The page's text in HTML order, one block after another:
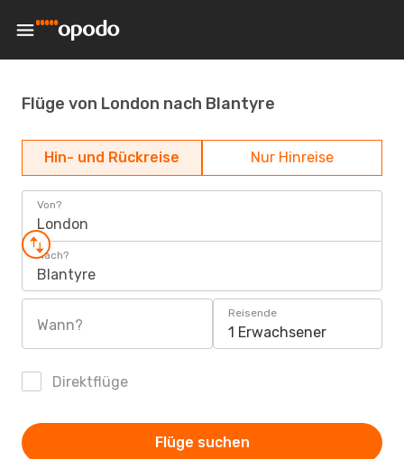
Flüge von London nach Blantyre
Hin- und Rückreise Nur Hinreise
Von?
London
Nach?
Blantyre
Wann?
Reisende
1 Erwachsener
Direktflüge
Flüge suchen